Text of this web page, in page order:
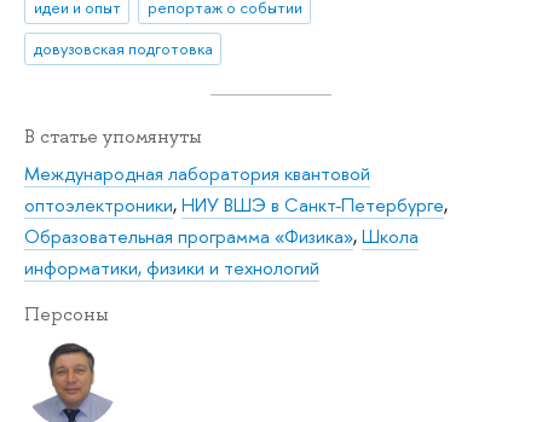
идеи и опыт
репортаж о событии
довузовская подготовка
В статье упомянуты
Международная лаборатория квантовой
оптоэлектроники,НИУ ВШЭ в Санкт-Петербурге,
Образовательная программа «Физика»,Школа
информатики, физики и технологий
Персоны